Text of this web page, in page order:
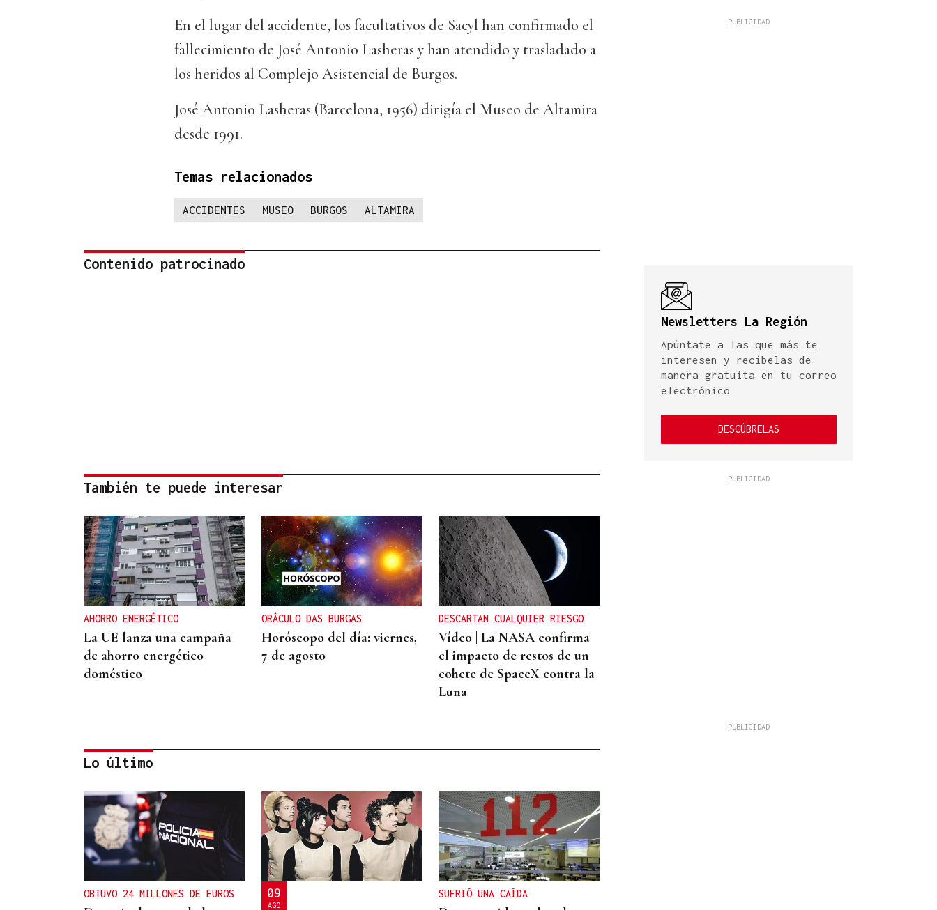
En el lugar del accidente, los facultativos de Sacyl han confirmado el
fallecimiento de José Antonio Lasheras y han atendido y trasladado a
los heridos al Complejo Asistencial de Burgos.
José Antonio Lasheras (Barcelona, 1956) dirigía el Museo de Altamira
desde 1991.
Temas relacionados
ACCIDENTES MUSEO BURGOS ALTAMIRA
Contenido patrocinado
También te puede interesar
AHORRO ENERGÉTICO
La UE lanza una campaña
de ahorro energético
doméstico
ORÁCULO DAS BURGAS
Horóscopo del día: viernes,
7 de agosto
DESCARTAN CUALQUIER RIESGO
Vídeo | La NASA confirma
el impacto de restos de un
cohete de SpaceX contra la
Luna
ORÁCULO DAS BURGAS
Horóscopo del día: jueves, 6
de agosto
Lo último
OBTUVO 24 MILLONES DE EUROS 09
AGO
SUFRIÓ UNA CAÍDA
Newsletters La Región
Apúntate a las que más te
interesen y recíbelas de
manera gratuita en tu correo
electrónico
DESCÚBRELAS